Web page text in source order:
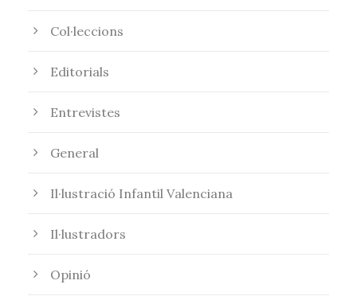
Col·leccions
Editorials
Entrevistes
General
Il·lustració Infantil Valenciana
Il·lustradors
Opinió